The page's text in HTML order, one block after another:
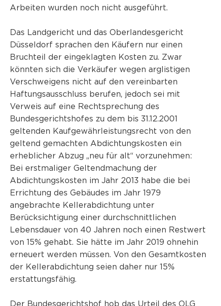
Arbeiten wurden noch nicht ausgeführt.
Das Landgericht und das Oberlandesgericht
Düsseldorf sprachen den Käufern nur einen
Bruchteil der eingeklagten Kosten zu. Zwar
könnten sich die Verkäufer wegen arglistigen
Verschweigens nicht auf den vereinbarten
Haftungsausschluss berufen, jedoch sei mit
Verweis auf eine Rechtsprechung des
Bundesgerichtshofes zu dem bis 31.12.2001
geltenden Kaufgewährleistungsrecht von den
geltend gemachten Abdichtungskosten ein
erheblicher Abzug „neu für alt“ vorzunehmen:
Bei erstmaliger Geltendmachung der
Abdichtungskosten im Jahr 2013 habe die bei
Errichtung des Gebäudes im Jahr 1979
angebrachte Kellerabdichtung unter
Berücksichtigung einer durchschnittlichen
Lebensdauer von 40 Jahren noch einen Restwert
von 15% gehabt. Sie hätte im Jahr 2019 ohnehin
erneuert werden müssen. Von den Gesamtkosten
der Kellerabdichtung seien daher nur 15%
erstattungsfähig.
Der Bundesgerichtshof hob das Urteil des OLG